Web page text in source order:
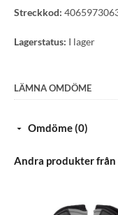
Streckkod:
Lagerstatus: I lager
LÄMNA OMDÖME
Omdöme (0)
Andra produkter från